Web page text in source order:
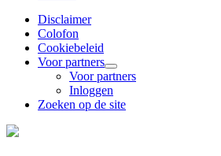
Disclaimer
Colofon
Cookiebeleid
Voor partners
Voor partners
Inloggen
Zoeken op de site